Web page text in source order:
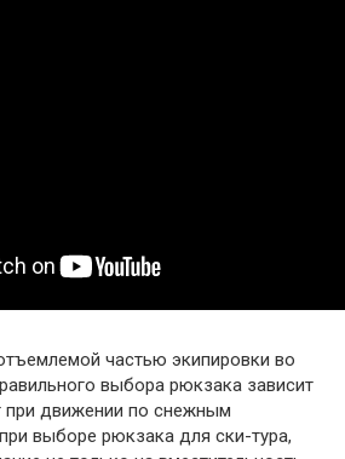
частью экипировки во
выбора рюкзака зависит
при движении по снежным
выборе рюкзака для ски-тура,